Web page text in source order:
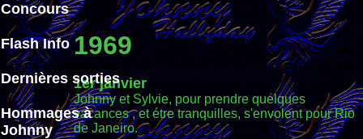
Concours
Flash Info
Dernières sorties
Hommages à
Johnny
1969
1er janvier
Johnny et Sylvie, pour prendre quelques
vacances , et étre tranquilles, s'envolent pour Rio
de Janeiro.